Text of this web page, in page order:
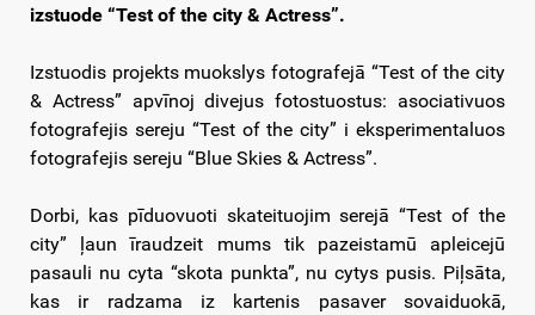
izstuode “Test of the city & Actress”.
Izstuodis projekts muokslys fotografejā “Test of the city
& Actress” apvīnoj divejus fotostuostus: asociativuos
fotografejis sereju “Test of the city” i eksperimentaluos
fotografejis sereju “Blue Skies & Actress”.
Dorbi, kas pīduovuoti skateituojim serejā “Test of the
city” ļaun īraudzeit mums tik pazeistamū apleicejū
pasauli nu cyta “skota punkta”, nu cytys pusis. Piļsāta,
kas ir radzama iz kartenis pasaver sovaiduokā,